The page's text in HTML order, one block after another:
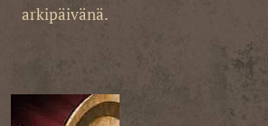
arkipäivänä.